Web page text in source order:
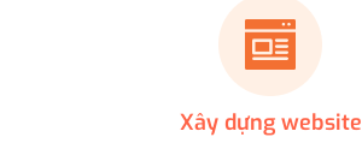
Xây dựng website